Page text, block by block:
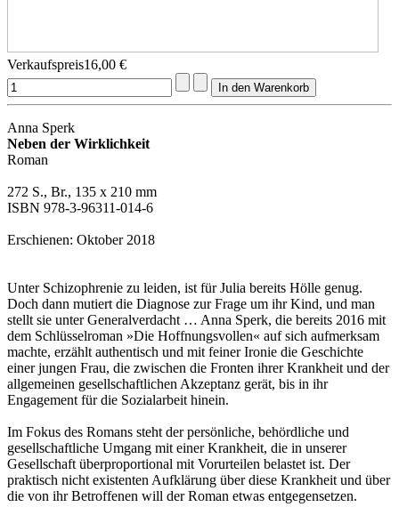
Verkaufspreis16,00 €
Anna Sperk
Neben der Wirklichkeit
Roman
272 S., Br., 135 x 210 mm
ISBN 978-3-96311-014-6
Erschienen: Oktober 2018
Unter Schizophrenie zu leiden, ist für Julia bereits Hölle genug.
Doch dann mutiert die Diagnose zur Frage um ihr Kind, und man
stellt sie unter Generalverdacht … Anna Sperk, die bereits 2016 mit
dem Schlüsselroman »Die Hoffnungsvollen« auf sich aufmerksam
machte, erzählt authentisch und mit feiner Ironie die Geschichte
einer jungen Frau, die zwischen die Fronten ihrer Krankheit und der
allgemeinen gesellschaftlichen Akzeptanz gerät, bis in ihr
Engagement für die Sozialarbeit hinein.
Im Fokus des Romans steht der persönliche, behördliche und
gesellschaftliche Umgang mit einer Krankheit, die in unserer
Gesellschaft überproportional mit Vorurteilen belastet ist. Der
praktisch nicht existenten Aufklärung über diese Krankheit und über
die von ihr Betroffenen will der Roman etwas entgegensetzen.